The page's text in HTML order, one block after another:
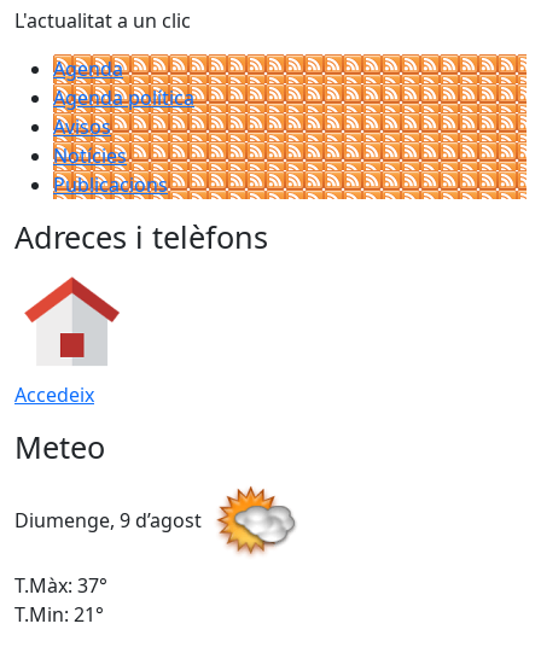
L'actualitat a un clic
Agenda
Agenda política
Avisos
Notícies
Publicacions
Adreces i telèfons
Accedeix
Meteo
Diumenge, 9 d’agost
T.Màx: 37°
T.Min: 21°